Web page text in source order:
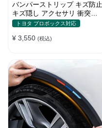
バンパーストリップ キズ防止
キズ隠し アクセサリ 衝突防
止 取付簡単 保護フィルム
トヨタ プロボックス対応
¥ 3,550 (税込)